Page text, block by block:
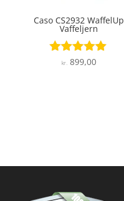
Caso CS2932 WaffelUp
Vaffeljern
Vurderet
kr. 899,00